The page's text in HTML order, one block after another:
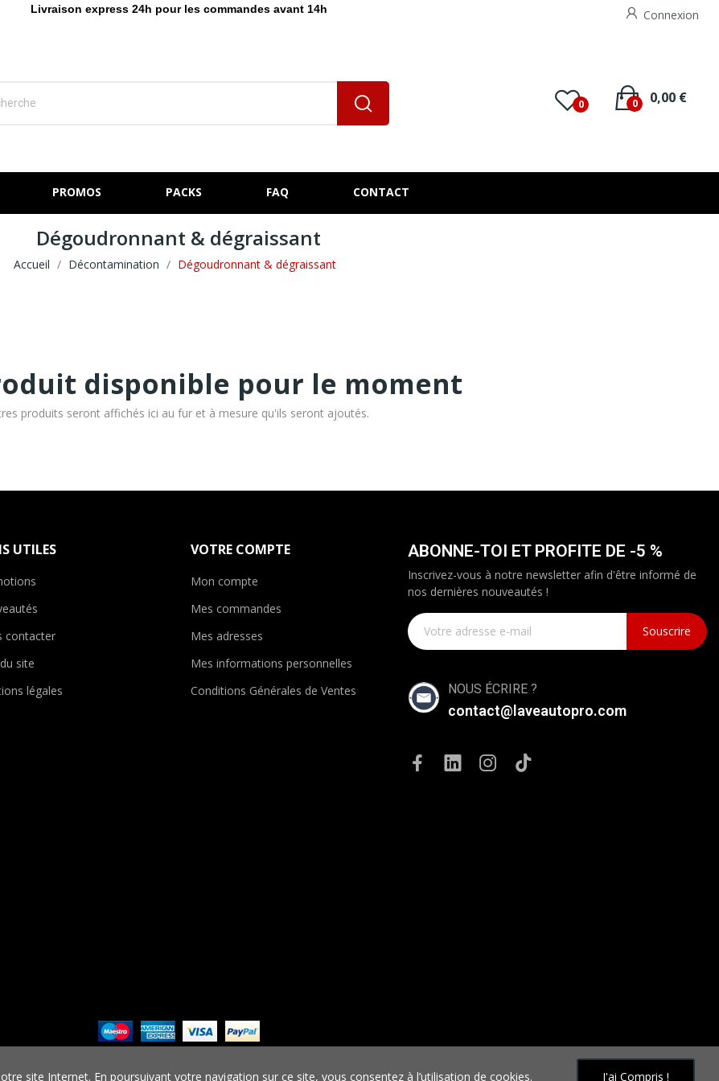
Livraison express 24h pour les commandes avant 14h Connexion
0 0,00 €
0
PROMOS PACKS FAQ CONTACT
Dégoudronnant & dégraissant
Accueil Décontamination Dégoudronnant & dégraissant
disponible pour le moment
produits seront affichés ici au fur et à mesure qu'ils seront ajoutés.
UTILES
contacter
site
légales
VOTRE COMPTE
Mon compte
Mes commandes
Mes adresses
Mes informations personnelles
Conditions Générales de Ventes
ABONNE-TOI ET PROFITE DE -5 %
Inscrivez-vous à notre newsletter afin d'être informé de
nos dernières nouveautés !
Souscrire
NOUS ÉCRIRE ?
contact@laveautopro.com
site Internet. En poursuivant votre navigation sur ce site, vous consentez à l’utilisation de cookies. J'ai Compris !